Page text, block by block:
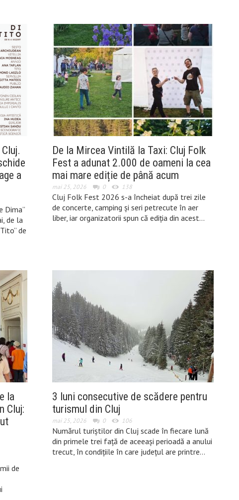
a
Dima”
de la
de
De la Mircea Vintilă la Taxi: Cluj Folk
Fest a adunat 2.000 de oameni la cea
mai mare ediție de până acum
mai 25, 2026 0 138
Cluj Folk Fest 2026 s-a încheiat după trei zile
de concerte, camping și seri petrecute în aer
liber, iar organizatorii spun că ediția din acest…
la
Cluj:
de
3 luni consecutive de scădere pentru
turismul din Cluj
mai 25, 2026 0 106
Numărul turiștilor din Cluj scade în fiecare lună
din primele trei față de aceeași perioadă a anului
trecut, în condițiile în care județul are printre…